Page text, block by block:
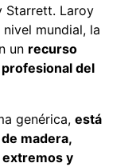
Starrett. Laroy
mundial, la
un recurso
del
genérica, está
madera,
extremos y